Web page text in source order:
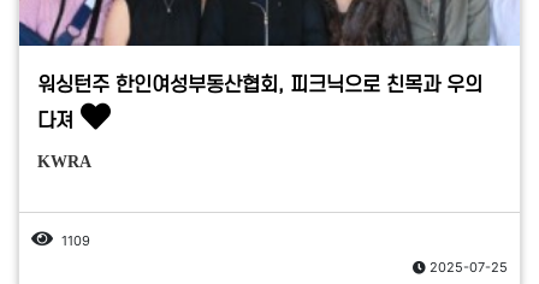
워싱턴주 한인여성부동산협회, 피크닉으로 친목과 우의
다져
KWRA
1109
2025-07-25